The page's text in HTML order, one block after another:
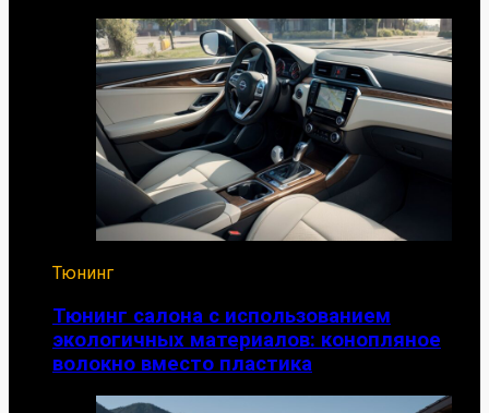
Тюнинг
Тюнинг салона с использованием
экологичных материалов: конопляное
волокно вместо пластика